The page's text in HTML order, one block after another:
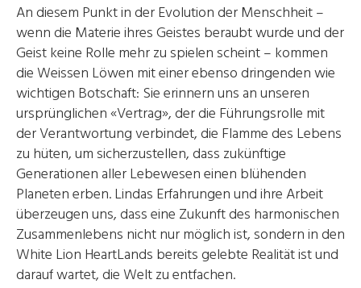
An diesem Punkt in der Evolution der Menschheit –
wenn die Materie ihres Geistes beraubt wurde und der
Geist keine Rolle mehr zu spielen scheint – kommen
die Weissen Löwen mit einer ebenso dringenden wie
wichtigen Botschaft: Sie erinnern uns an unseren
ursprünglichen «Vertrag», der die Führungsrolle mit
der Verantwortung verbindet, die Flamme des Lebens
zu hüten, um sicherzustellen, dass zukünftige
Generationen aller Lebewesen einen blühenden
Planeten erben. Lindas Erfahrungen und ihre Arbeit
überzeugen uns, dass eine Zukunft des harmonischen
Zusammenlebens nicht nur möglich ist, sondern in den
White Lion HeartLands bereits gelebte Realität ist und
darauf wartet, die Welt zu entfachen.